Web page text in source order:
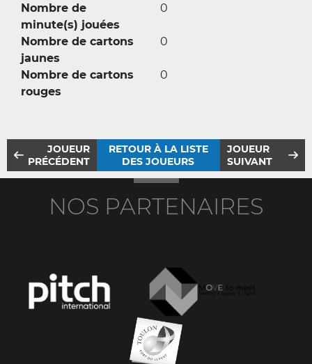
Nombre de
minute(s) jouées
0
Nombre de cartons
jaunes
0
Nombre de cartons
rouges
0
JOUEUR
PRÉCÉDENT
RETOUR À LA LISTE
DES JOUEURS
JOUEUR
SUIVANT
NOS PARTENAIRES